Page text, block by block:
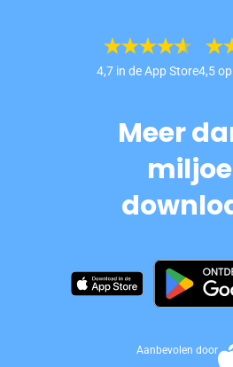
4,7 in de App Store4,5
Meer
Aanbevolen door